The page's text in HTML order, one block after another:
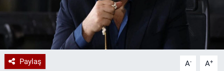
Paylaş A- A+
Teknoloji
Ramazan